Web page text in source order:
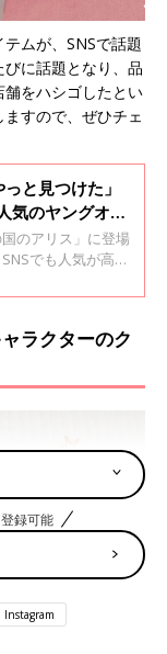
ムが、SNSで話題
に話題となり、品
をハシゴしたとい
すので、ぜひチェ
と見つけた」
気のヤングオイ
のアリス」に登場
でも人気が高い
ターグッズをご紹
てみてください
ラクターのク
録可能
Instagram